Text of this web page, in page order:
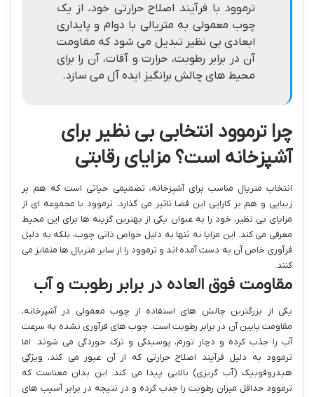
ترموود با فرآیند اصلاح حرارتی خود، از یک
چوب معمولی به متریالی با دوام و پایداری
ابعادی بی نظیر تبدیل می شود که مقاومت
آن در برابر رطوبت، حرارت و آفات، آن را برای
محیط های چالش برانگیز ایده آل می سازد.
چرا ترموود انتخابی بی نظیر برای
آشپزخانه است؟ مزایای رقابتی
انتخاب متریال مناسب برای آشپزخانه، تصمیمی حیاتی است که هم بر
زیبایی و هم بر کارایی این فضا تاثیر می گذارد. ترموود با مجموعه ای از
مزایای بی نظیر، خود را به عنوان یکی از بهترین گزینه ها برای این محیط
معرفی می کند. این مزایا نه تنها به دلیل خواص ذاتی چوب، بلکه به دلیل
فرآوری خاص آن به دست آمده اند و ترموود را از سایر متریال ها متمایز می
کنند.
مقاومت فوق العاده در برابر رطوبت و آب
یکی از بزرگترین چالش های استفاده از چوب معمولی در آشپزخانه،
مقاومت پایین آن در برابر رطوبت است. چوب های فرآوری نشده به سرعت
آب را جذب کرده و دچار تورم، پوسیدگی و ترک خوردگی می شوند. اما
ترموود به دلیل فرآیند اصلاح حرارتی که از آن عبور می کند، ویژگی
هیدروفوبیک (آب گریزی) بالایی پیدا می کند. این بدان معناست که
ترموود حداقل میزان رطوبت را جذب کرده و در نتیجه در برابر آسیب های